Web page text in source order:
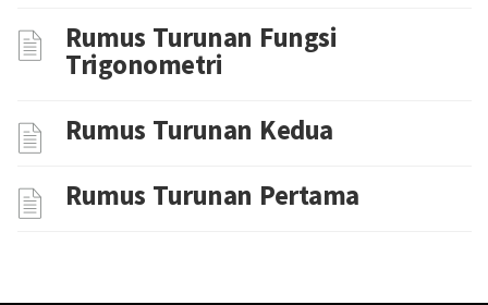
Rumus Turunan Fungsi
Trigonometri
Rumus Turunan Kedua
Rumus Turunan Pertama